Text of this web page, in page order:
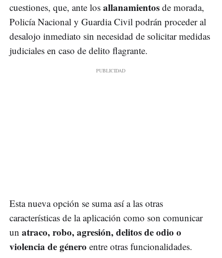
cuestiones, que, ante los allanamientos de morada,
Policía Nacional y Guardia Civil podrán proceder al
desalojo inmediato sin necesidad de solicitar medidas
judiciales en caso de delito flagrante.
Esta nueva opción se suma así a las otras
características de la aplicación como son comunicar
un atraco, robo, agresión, delitos de odio o
violencia de género entre otras funcionalidades.